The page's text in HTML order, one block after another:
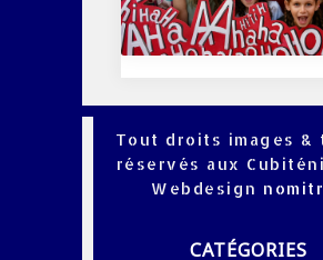
Tout droits images &
réservés aux
Webdesign
CATÉGORIES